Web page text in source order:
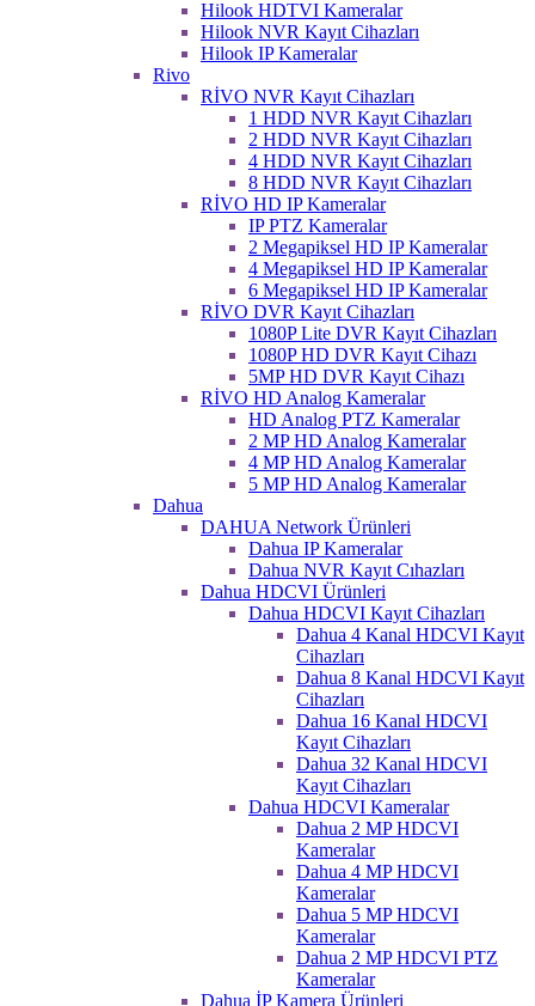
Hilook HDTVI Kameralar
Hilook NVR Kayıt Cihazları
Hilook IP Kameralar
Rivo
RİVO NVR Kayıt Cihazları
1 HDD NVR Kayıt Cihazları
2 HDD NVR Kayıt Cihazları
4 HDD NVR Kayıt Cihazları
8 HDD NVR Kayıt Cihazları
RİVO HD IP Kameralar
IP PTZ Kameralar
2 Megapiksel HD IP Kameralar
4 Megapiksel HD IP Kameralar
6 Megapiksel HD IP Kameralar
RİVO DVR Kayıt Cihazları
1080P Lite DVR Kayıt Cihazları
1080P HD DVR Kayıt Cihazı
5MP HD DVR Kayıt Cihazı
RİVO HD Analog Kameralar
HD Analog PTZ Kameralar
2 MP HD Analog Kameralar
4 MP HD Analog Kameralar
5 MP HD Analog Kameralar
Dahua
DAHUA Network Ürünleri
Dahua IP Kameralar
Dahua NVR Kayıt Cıhazları
Dahua HDCVI Ürünleri
Dahua HDCVI Kayıt Cihazları
Dahua 4 Kanal HDCVI Kayıt
Cihazları
Dahua 8 Kanal HDCVI Kayıt
Cihazları
Dahua 16 Kanal HDCVI
Kayıt Cihazları
Dahua 32 Kanal HDCVI
Kayıt Cihazları
Dahua HDCVI Kameralar
Dahua 2 MP HDCVI
Kameralar
Dahua 4 MP HDCVI
Kameralar
Dahua 5 MP HDCVI
Kameralar
Dahua 2 MP HDCVI PTZ
Kameralar
Dahua İP Kamera Ürünleri